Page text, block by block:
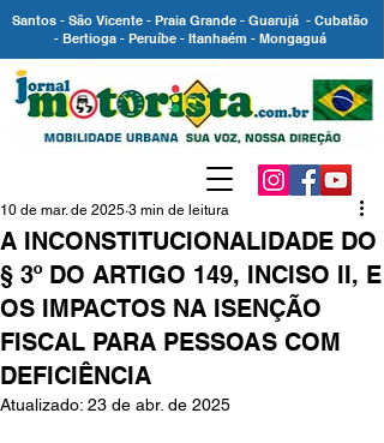
Santos - São Vicente - Praia Grande - Guarujá - Cubatão
- Bertioga - Peruíbe - Itanhaém - Mongaguá
A INCONSTITUCIONALIDADE DO
§ 3º DO ARTIGO 149, INCISO II, E
OS IMPACTOS NA ISENÇÃO
FISCAL PARA PESSOAS COM
DEFICIÊNCIA
10 de mar. de 2025 3 min de leitura
Atualizado: 23 de abr. de 2025